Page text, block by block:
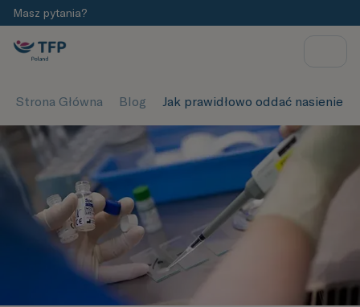
Masz pytania?
Strona Główna Blog Jak prawidłowo oddać nasienie